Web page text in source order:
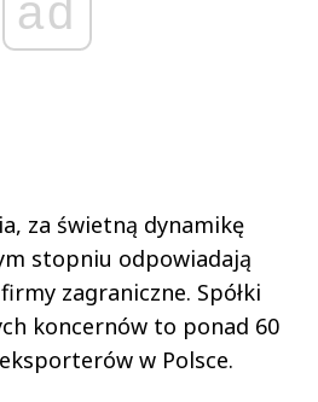
ad
za świetną dynamikę
stopniu odpowiadają
zagraniczne. Spółki
koncernów to ponad 60
w Polsce.